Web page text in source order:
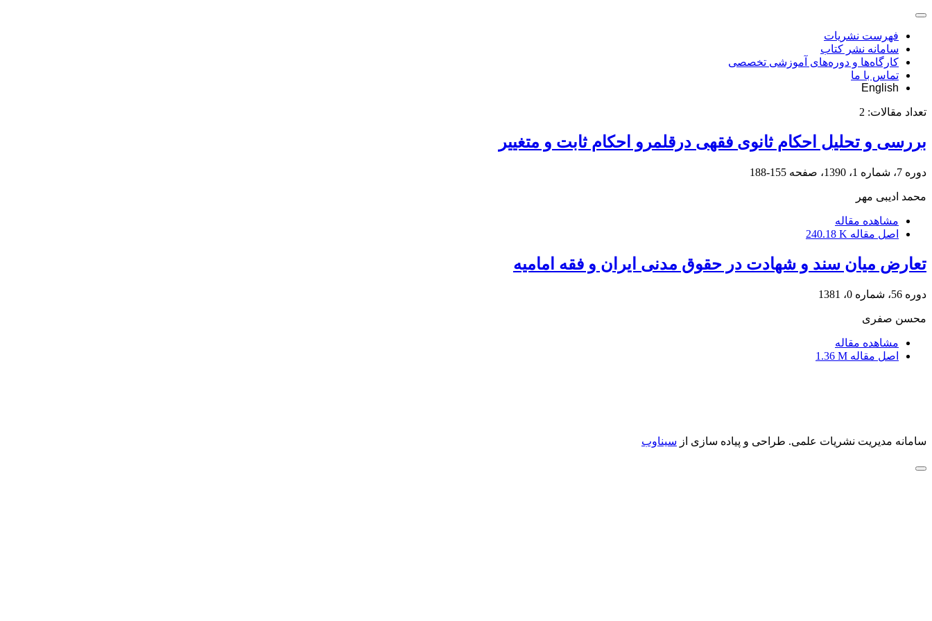
فهرست نشریات
سامانه نشر کتاب
کارگاه‌ها و دوره‌های آموزشی تخصصی
تماس با ما
English
تعداد مقالات: 2
بررسی و تحلیل احکام ثانوی فقهی درقلمرو احکام ثابت و متغییر
دوره 7، شماره 1، 1390، صفحه 155-188
محمد ادیبی مهر
مشاهده مقاله
اصل مقاله 240.18 K
تعارض میان سند و شهادت در حقوق مدنی ایران و فقه امامیه
دوره 56، شماره 0، 1381
محسن صفری
مشاهده مقاله
اصل مقاله 1.36 M
سامانه مدیریت نشریات علمی. طراحی و پیاده سازی از سیناوب